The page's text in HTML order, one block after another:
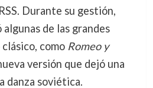
Durante su gestión,
de las grandes
como Romeo y
versión que dejó una
danza soviética.